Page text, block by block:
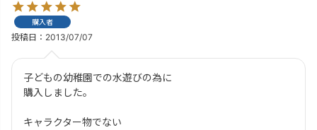
購入者
投稿日 2013/07/07
子どもの幼稚園での水遊びの為に
購入しました。
キャラクター物でない